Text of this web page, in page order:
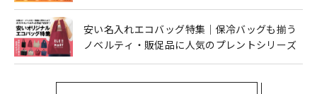
安い名入れエコバッグ特集｜保冷バッグも揃う
ノベルティ・販促品に人気のプレントシリーズ